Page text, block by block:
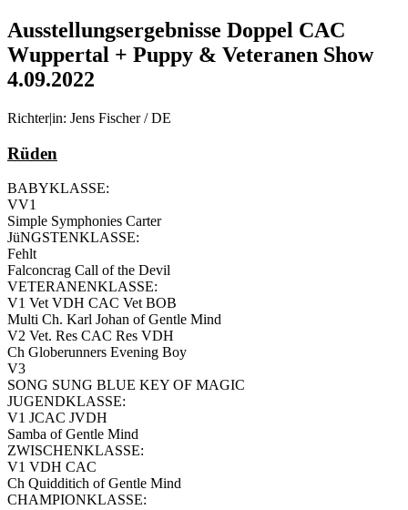
Ausstellungsergebnisse Doppel CAC
Wuppertal + Puppy & Veteranen Show
4.09.2022
Richter|in: Jens Fischer / DE
Rüden
BABYKLASSE:
VV1
Simple Symphonies Carter
JüNGSTENKLASSE:
Fehlt
Falconcrag Call of the Devil
VETERANENKLASSE:
V1 Vet VDH CAC Vet BOB
Multi Ch. Karl Johan of Gentle Mind
V2 Vet. Res CAC Res VDH
Ch Globerunners Evening Boy
V3
SONG SUNG BLUE KEY OF MAGIC
JUGENDKLASSE:
V1 JCAC JVDH
Samba of Gentle Mind
ZWISCHENKLASSE:
V1 VDH CAC
Ch Quidditich of Gentle Mind
CHAMPIONKLASSE: